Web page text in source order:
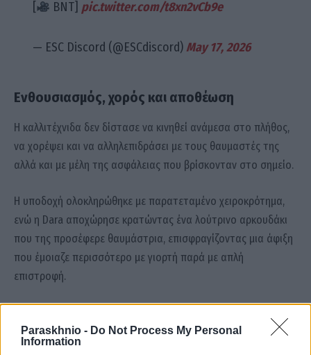
Paraskhnio - Do Not Process My Personal
Information
BNT] pic.twitter.com/t8xn2vCb9e
— ESC Discord (@ESCdiscord) May 17, 2026
Ενθουσιασμός, χορός και αποθέωση
Η καλλιτέχνιδα δεν δίστασε να κινηθεί ανάμεσα στο πλήθος,
να χορέψει και να αλληλεπιδράσει με τους θαυμαστές της
αλλά και με μέλη της ασφάλειας που βρίσκονταν στο σημείο.
Η υποδοχή ολοκληρώθηκε με παρατεταμένο χειροκρότημα,
ενώ η Dara αποχώρησε κρατώντας ένα λούτρινο αρκουδάκι
που της προσέφερε θαυμάστρια, επισφραγίζοντας μια άφιξη
που έμοιαζε περισσότερο με γιορτή παρά με απλή
επιστροφή.